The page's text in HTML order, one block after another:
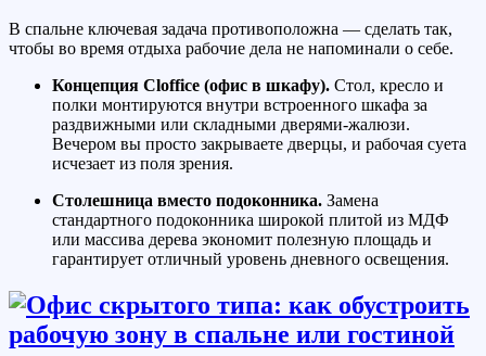
В спальне ключевая задача противоположна — сделать так,
чтобы во время отдыха рабочие дела не напоминали о себе.
Концепция Cloffice (офис в шкафу). Стол, кресло и
полки монтируются внутри встроенного шкафа за
раздвижными или складными дверями-жалюзи.
Вечером вы просто закрываете дверцы, и рабочая суета
исчезает из поля зрения.
Столешница вместо подоконника. Замена
стандартного подоконника широкой плитой из МДФ
или массива дерева экономит полезную площадь и
гарантирует отличный уровень дневного освещения.